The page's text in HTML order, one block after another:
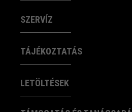
SZERVÍZ
TÁJÉKOZTATÁS
LETÖLTÉSEK